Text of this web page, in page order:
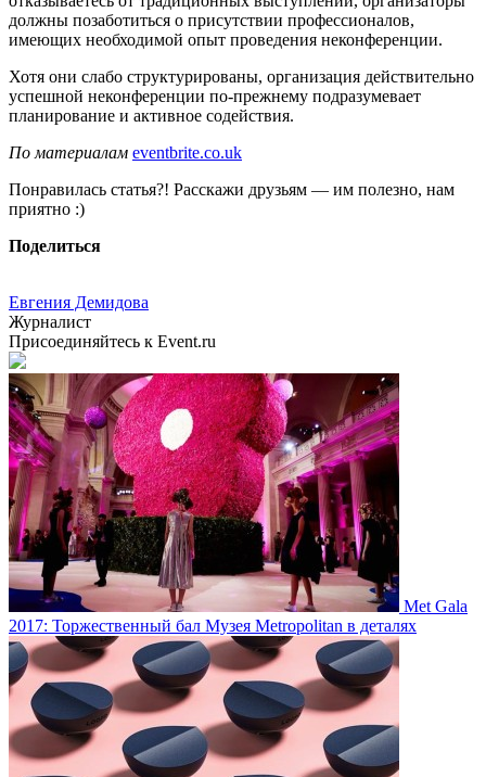
должны позаботиться о присутствии профессионалов,
имеющих необходимой опыт проведения неконференции.
Хотя они слабо структурированы, организация действительно
успешной неконференции по-прежнему подразумевает
планирование и активное содействия.
По материалам eventbrite.co.uk
Понравилась статья?! Расскажи друзьям — им полезно, нам
приятно :)
Поделиться
Евгения Демидова
Журналист
Присоединяйтесь к Event.ru
Met Gala
2017: Торжественный бал Музея Metropolitan в деталях